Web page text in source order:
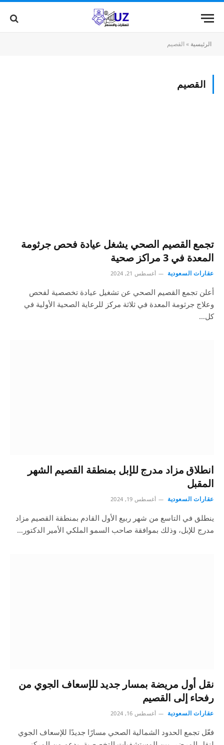
الرئيسية » القصيم
القصيم
تجمع القصيم الصحي يشغل عيادة فحص جرثومة
المعدة في 3 مراكز صحية
عقارات السعودية أغسطس 21, 2024
أعلن تجمع القصيم الصحي عن تشغيل عيادة تخصصية لفحص
وعلاج جرثومة المعدة في ثلاثة مركز للرعاية الصحية الأولية في
كل…
انطلاق مزاد مدرج للإبل بمنطقة القصيم الشهر
المقبل
عقارات السعودية أغسطس 19, 2024
ينطلق في التاسع من شهر ربيع الأول القادم بمنطقة القصيم مزاد
مدرج للإبل، وذلك بموافقة صاحب السمو الملكي الأمير الدكتور…
نقل أول مريضة بمسار جديد للإسعاف الجوي من
رفحاء إلى القصيم
عقارات السعودية أغسطس 16, 2024
فعّل تجمع الحدود الشمالية الصحي مسارًا جديدًا للإسعاف الجوي